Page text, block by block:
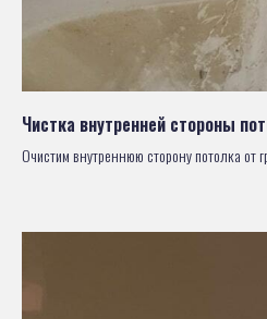
Чистка внутренней стороны
Очистим внутреннюю сторону потолка от